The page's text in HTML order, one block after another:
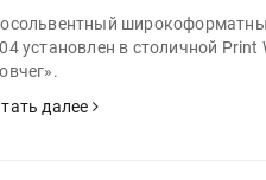
установлен в столичной Print
далее
IPSA